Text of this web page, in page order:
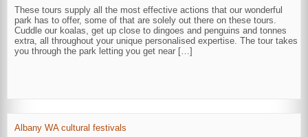
These tours supply all the most effective actions that our wonderful
park has to offer, some of that are solely out there on these tours.
Cuddle our koalas, get up close to dingoes and penguins and tonnes
extra, all throughout your unique personalised expertise. The tour takes
you through the park letting you get near […]
Albany WA cultural festivals